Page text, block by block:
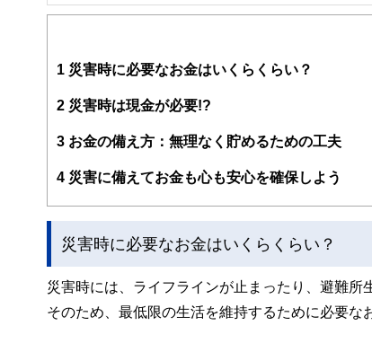
FinancialField編集部は、金融、経済に関する記事
案から記事掲載まですべての工程に関わることで、
FinancialFieldの特徴は、ファイナンシャルプラン
ー、公認会計士、社会保険労務士、行政書士、投
と、読み応えのあるコンテンツと確かな情報発信を
私たちは、快適でより良い生活のアイデアを提供
1 災害時に必要なお金はいくらくらい？
2 災害時は現金が必要!?
3 お金の備え方：無理なく貯めるための工夫
4 災害に備えてお金も心も安心を確保しよう
災害時に必要なお金はいくらくらい？
災害時には、ライフラインが止まったり、避難所
そのため、最低限の生活を維持するために必要な